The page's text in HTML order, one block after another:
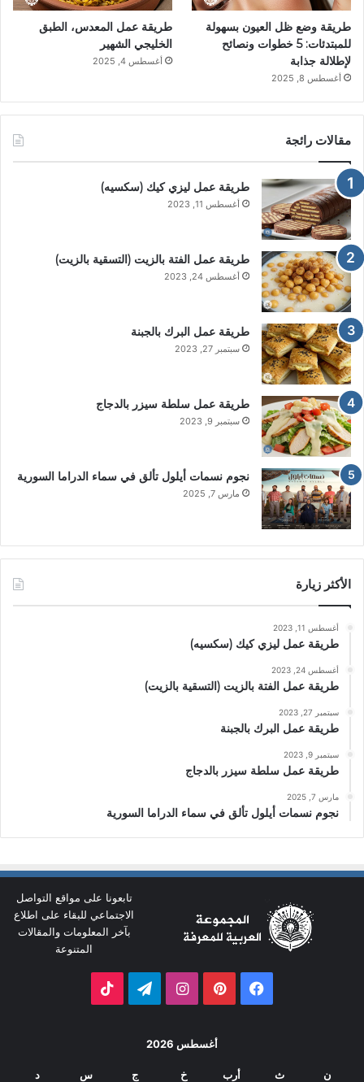
طريقة وضع ظل العيون بسهولة
للمبتدئات: 5 خطوات ونصائح
لإطلالة جذابة
أغسطس 8, 2025
طريقة عمل المعدس، الطبق
الخليجي الشهير
أغسطس 4, 2025
مقالات رائجة
طريقة عمل ليزي كيك (سكسيه)
أغسطس 11, 2023
طريقة عمل الفتة بالزيت (التسقية بالزيت)
أغسطس 24, 2023
طريقة عمل البرك بالجبنة
سبتمبر 27, 2023
طريقة عمل سلطة سيزر بالدجاج
سبتمبر 9, 2023
نجوم نسمات أيلول تألق في سماء الدراما السورية
مارس 7, 2025
الأكثر زيارة
أغسطس 11, 2023
طريقة عمل ليزي كيك (سكسيه)
أغسطس 24, 2023
طريقة عمل الفتة بالزيت (التسقية بالزيت)
سبتمبر 27, 2023
طريقة عمل البرك بالجبنة
سبتمبر 9, 2023
طريقة عمل سلطة سيزر بالدجاج
مارس 7, 2025
نجوم نسمات أيلول تألق في سماء الدراما السورية
تابعونا على مواقع التواصل
الاجتماعي للبقاء على اطلاع
بآخر المعلومات والمقالات
المتنوعة
فيسبوك بينتيريستانستقرامتيلقرام
أغسطس 2026
ن ث أرب خ ج س د